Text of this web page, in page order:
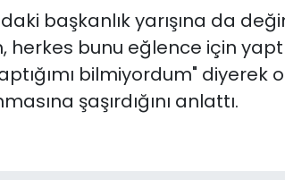
başkanlık yarışına da
herkes bunu eğlence için
bilmiyordum" diyerek o
şaşırdığını anlattı.